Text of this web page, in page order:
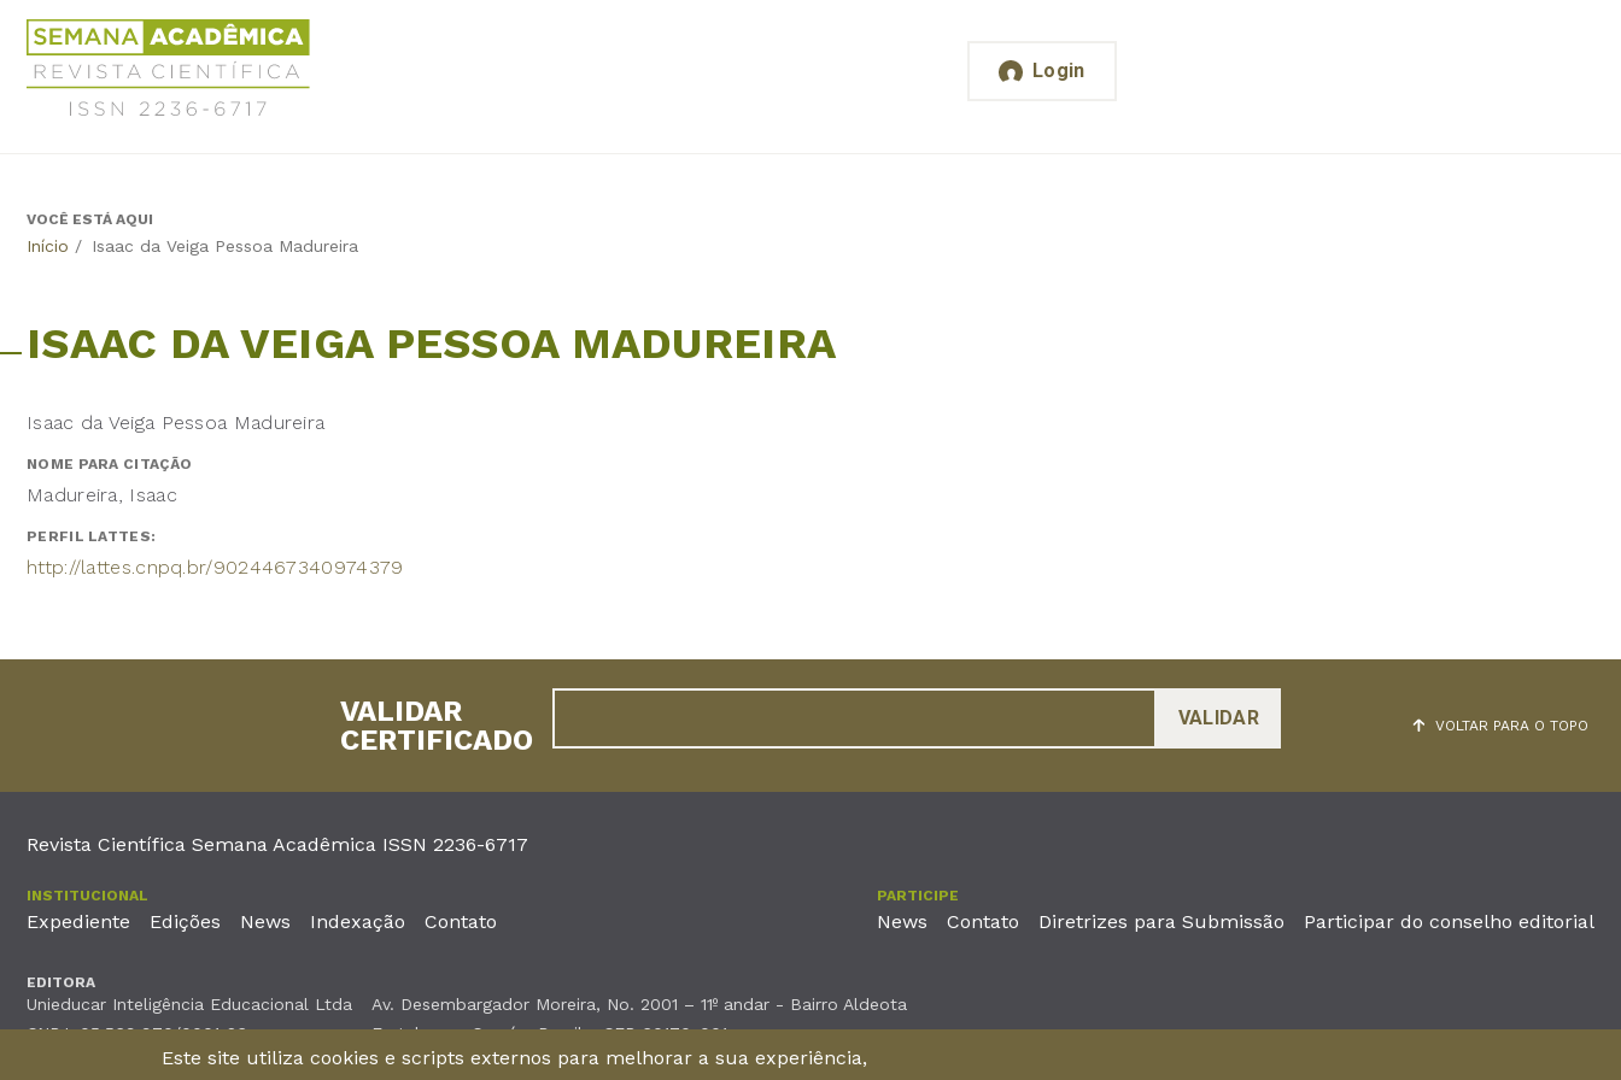
Jump
navigation
Revista
Científica
Semana
Acadêmica
6717
Login
BackVOCÊ ESTÁ AQUI
Início / Isaac da Veiga Pessoa Madureira
ISAAC DA VEIGA PESSOA MADUREIRA
Isaac da Veiga Pessoa Madureira
NOME PARA CITAÇÃO
Madureira, Isaac
PERFIL LATTES:
http://lattes.cnpq.br/9024467340974379
VOLTAR PARA O TOPO
VALIDAR
CERTIFICADO
Revista Científica Semana Acadêmica ISSN 2236-6717
INSTITUCIONAL
Expediente Edições News Indexação Contato
PARTICIPE
News Contato Diretrizes para Submissão Participar do conselho editorial
EDITORA
Unieducar Inteligência Educacional Ltda
CNPJ: 05.569.970/0001-26
Av. Desembargador Moreira, No. 2001 – 11º andar - Bairro Aldeota
Fortaleza – Ceará - Brasil - CEP 60170-001
Este site utiliza cookies e scripts externos para melhorar a sua experiência,